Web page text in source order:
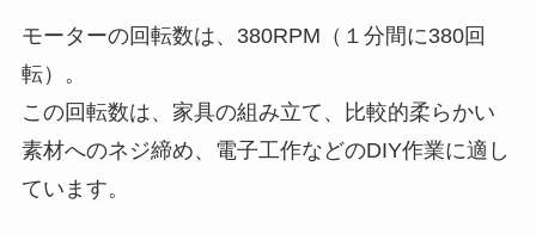
モーターの回転数は、380RPM（１分間に380回
転）。
この回転数は、家具の組み立て、比較的柔らかい
素材へのネジ締め、電子工作などのDIY作業に適し
ています。